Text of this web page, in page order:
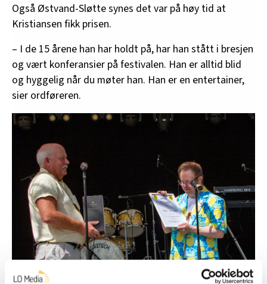
Også Østvand-Sløtte synes det var på høy tid at
Kristiansen fikk prisen.
– I de 15 årene han har holdt på, har han stått i bresjen
og vært konferansier på festivalen. Han er alltid blid
og hyggelig når du møter han. Han er en entertainer,
sier ordføreren.
Ordfører Odd Kjetil Østvand-Sløtte (Ap) delte ut prisen til Marius